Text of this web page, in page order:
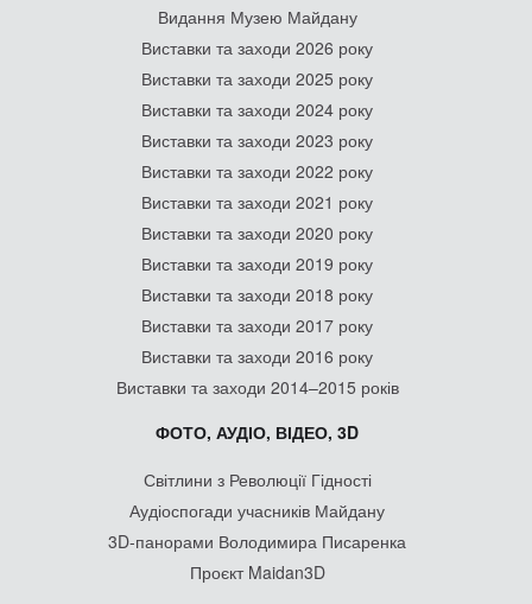
Видання Музею Майдану
Виставки та заходи 2026 року
Виставки та заходи 2025 року
Виставки та заходи 2024 року
Виставки та заходи 2023 року
Виставки та заходи 2022 року
Виставки та заходи 2021 року
Виставки та заходи 2020 року
Виставки та заходи 2019 року
Виставки та заходи 2018 року
Виставки та заходи 2017 року
Виставки та заходи 2016 року
Виставки та заходи 2014–2015 років
ФОТО, АУДІО, ВІДЕО, 3D
Світлини з Революції Гідності
Аудіоспогади учасників Майдану
3D-панорами Володимира Писаренка
Проєкт Maidan3D